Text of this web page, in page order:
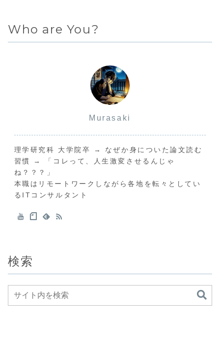
Who are You?
Murasaki
理学研究科 大学院卒 → なぜか身についた論文読む
習慣 → 「コレって、人生激変させるんじゃ
ね？？？」
本職はリモートワークしながら各地を転々としてい
るITコンサルタント
検索